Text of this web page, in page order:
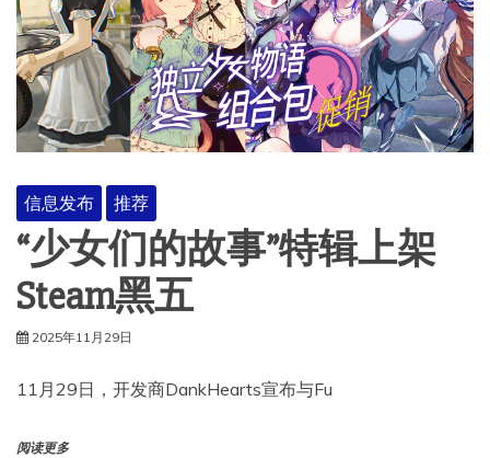
信息发布 推荐
“少女们的故事”特辑上架
Steam黑五
2025年11月29日
11月29日，开发商DankHearts宣布与Fu
阅读更多